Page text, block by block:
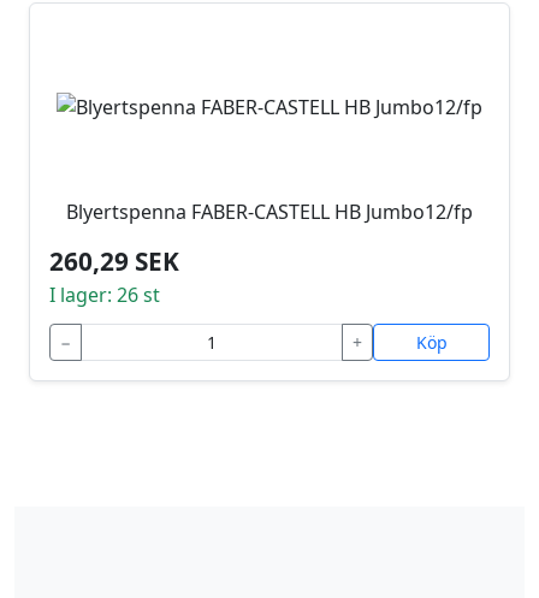
Blyertspenna FABER-CASTELL HB Jumbo12/fp
260,29 SEK
I lager: 26 st
− + Köp